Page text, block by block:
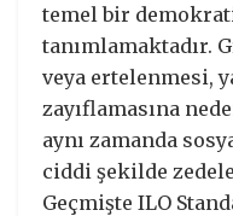
temel bir
tanımlamaktadır.
veya ertelenmesi,
zayıflamasına
aynı zamanda
ciddi şekilde
Geçmişte ILO